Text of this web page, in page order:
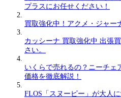
プラスにお任せください！
買取強化中！アクメ・ジャー
カッシーナ 買取強化中 出張
さい。
いくらで売れるの？ニーチェ
価格を徹底解説！
FLOS「スヌーピー」が大人